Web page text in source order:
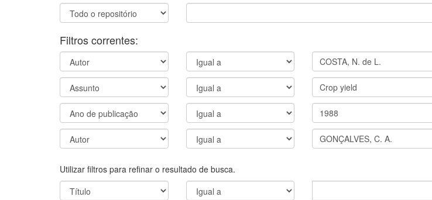
Filtros correntes:
Utilizar filtros para refinar o resultado de busca.